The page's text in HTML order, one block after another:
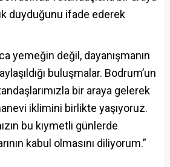
duyduğunu ifade ederek
yemeğin değil, dayanışmanın
buluşmalar. Bodrum’un
bir araya gelerek
iklimini birlikte yaşıyoruz.
bu kıymetli günlerde
kabul olmasını diliyorum.”